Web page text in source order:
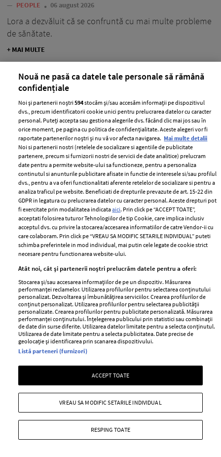
— PEOPLE 06 august 2026
Lora a dezvăluit că se confruntă cu mai multe probleme
de sănătate.
+ MAI MULTE
Situația neplăcută prin care a trecut
Anca Serea în timpul călătoriei cu
trenul în Italia, alături de copii: "Suntem
șocați, nu știm ce putem să facem..."
PEOPLE 06 august 2026
Anca Serea a povestit pe rețelele de socializare o situație
extrem de neplăcută prin care ea și copiii ei au trecut.
+ MAI MULTE
MAI MULTE ARTICOLE
Nouă ne pasă ca datele tale personale să rămână
confidențiale
Noi și partenerii noștri594stocăm și/sau accesăm informații pe dispozitivul
dvs., precum identificatorii cookie unici pentru prelucrarea datelor cu caracter
personal. Puteți accepta sau gestiona alegerile dvs. făcând clic mai jos sau în
orice moment, pe pagina cu politica de confidențialitate. Aceste alegeri vor fi
raportate partenerilor noștri și nu vă vor afecta navigarea. Mai multe detalii
Noi si partenerii nostri (retelele de socializare si agentiile de publicitate
partenere, precum si furnizorii nostri de servicii de date analitice) prelucram
date pentru a permite website-ului sa functioneze, pentru a personaliza
continutul si anunturile publicitare afisate in functie de interesele si/sau profilul
dvs., pentru a va oferi functionalitati aferente retelelor de socializare si pentru a
analiza traficul pe website. Beneficiati de drepturile prevazute de art. 15-22 din
GDPR in legatura cu prelucrarea datelor cu caracter personal. Aceste drepturi pot
fi exercitate prin modalitatea indicataaici. Prin click pe “ACCEPT TOATE”,
acceptati folosirea tuturor Tehnologiilor de tip Cookie, care implica inclusiv
acceptul dvs. cu privire la stocarea/accesarea informatiilor de catre Vendor-ii cu
care colaboram. Prin click pe “VREAU SA MODIFIC SETARILE INDIVIDUAL” puteti
schimba preferintele in mod individual, mai putin cele legate de cookie strict
necesare pentru functionarea website-ului.
Atât noi, cât și partenerii noștri prelucrăm datele pentru a oferi:
Stocarea și/sau accesarea informațiilor de pe un dispozitiv. Măsurarea
performanței reclamelor. Utilizarea profilurilor pentru selectarea conținutului
personalizat. Dezvoltarea și îmbunătățirea serviciilor. Crearea profilurilor de
conținut personalizat. Utilizarea profilurilor pentru selectarea publicității
personalizate. Crearea profilurilor pentru publicitate personalizată. Măsurarea
performanței conținutului. Înțelegerea publicului prin statistici sau combinații
de date din surse diferite. Utilizarea datelor limitate pentru a selecta conținutul.
Utilizarea de date limitate pentru a selecta publicitatea. Date precise de
geolocație și identificarea prin scanarea dispozitivului.
Listă parteneri (furnizori)
ACCEPT TOATE
RESPING TOATE
VREAU SA MODIFIC SETARILE INDIVIDUAL